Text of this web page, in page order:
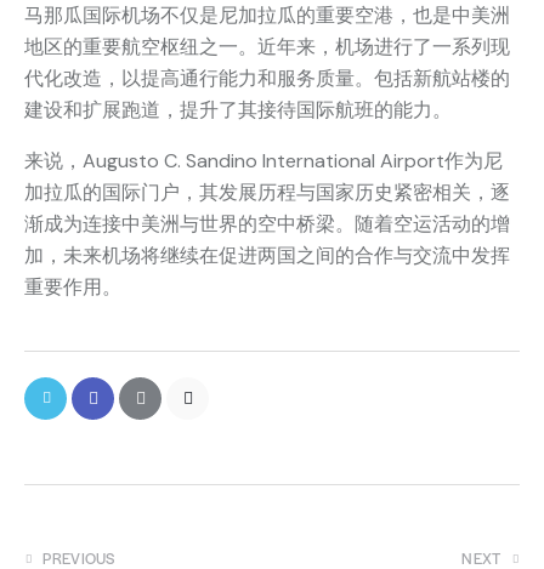
马那瓜国际机场不仅是尼加拉瓜的重要空港，也是中美洲
地区的重要航空枢纽之一。近年来，机场进行了一系列现
代化改造，以提高通行能力和服务质量。包括新航站楼的
建设和扩展跑道，提升了其接待国际航班的能力。
来说，Augusto C. Sandino International Airport作为尼
加拉瓜的国际门户，其发展历程与国家历史紧密相关，逐
渐成为连接中美洲与世界的空中桥梁。随着空运活动的增
加，未来机场将继续在促进两国之间的合作与交流中发挥
重要作用。
PREVIOUS NEXT